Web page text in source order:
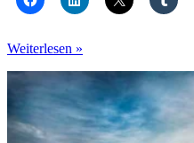
NYC
Weiterlesen »